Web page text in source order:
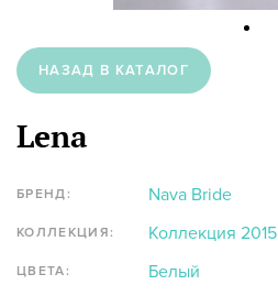
НАЗАД В КАТАЛОГ
Lena
БРЕНД: Nava Bride
КОЛЛЕКЦИЯ: Коллекция 2015
ЦВЕТА: Белый